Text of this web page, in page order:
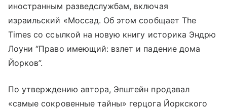
иностранным разведслужбам, включая
израильский «Моссад. Об этом сообщает The
Times со ссылкой на новую книгу историка Эндрю
Лоуни “Право имеющий: взлет и падение дома
Йорков”.
По утверждению автора, Эпштейн продавал
«самые сокровенные тайны» герцога Йоркского